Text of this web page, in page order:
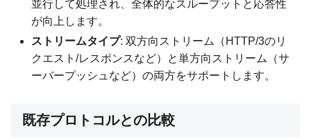
並行して処理され、全体的なスループットと応答性
が向上します。
ストリームタイプ: 双方向ストリーム（HTTP/3のリ
クエスト/レスポンスなど）と単方向ストリーム（サ
ーバープッシュなど）の両方をサポートします。
既存プロトコルとの比較